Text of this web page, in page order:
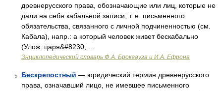
древнерусского права, обозначающие или лиц, которые не
дали на себя кабальной записи, т. е. письменного
обязательства, связанного с личной подчиненностью (см.
Кабала), напр.: а который человек живет бескабально
(Улож. царя&#8230; …
Энциклопедический словарь Ф.А. Брокгауза и И.А. Ефрона
5 Бескрепостный — юридический термин древнерусского
права, означавший лицо, не имевшее письменного